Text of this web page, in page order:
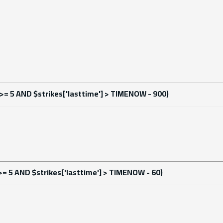
5 AND $strikes['lasttime'] > TIMENOW - 900)
5 AND $strikes['lasttime'] > TIMENOW - 60)